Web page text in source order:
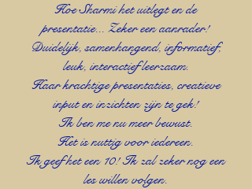
Hoe Sharmi het uitlegt en de
presentatie... Zeker een aanrader!
Duidelijk, samenhangend, informatief,
leuk, interactief leerzaam.
Haar krachtige presentaties, creatieve
input en inzichten zijn te gek!​
Ik ben me nu meer bewust.
Het is nuttig voor iedereen.
Ik geef het een 10! Ik zal zeker nog een
les willen volgen.